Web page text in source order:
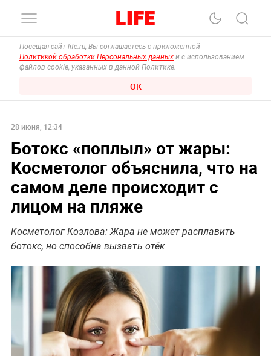
Посещая сайт life.ru, Вы соглашаетесь с приложенной
Политикой обработки Персональных данных и с использованием
файлов cookie, указанных в данной Политике.
ОК
28 июня, 12:34
Ботокс «поплыл» от жары:
Косметолог объяснила, что на
самом деле происходит с
лицом на пляже
Косметолог Козлова: Жара не может расплавить
ботокс, но способна вызвать отёк